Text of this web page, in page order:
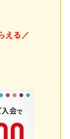
る／